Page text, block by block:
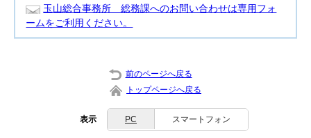
玉山総合事務所 総務課へのお問い合わせは専用フォ
ームをご利用ください。
前のページへ戻る
トップページへ戻る
表示 PC スマートフォン